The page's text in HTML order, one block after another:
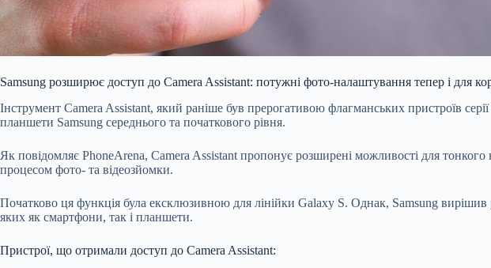
Samsung розширює доступ до Camera Assistant: потужні фото-налаштування тепер і для
Інструмент Camera Assistant, який раніше був прерогативою флагманських пристроїв
планшети Samsung середнього та початкового рівня.
Як повідомляє PhoneArena, Camera Assistant пропонує розширені можливості для
процесом фото- та відеозйомки.
Початково ця функція була ексклюзивною для лінійки Galaxy S. Однак, Samsung
яких як смартфони, так і планшети.
Пристрої, що отримали доступ до Camera Assistant: